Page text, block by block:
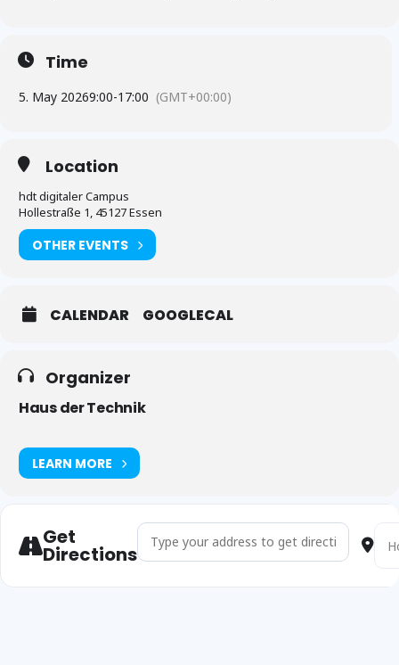
Time
5. May 20269:00-17:00 (GMT+00:00)
Location
hdt digitaler Campus
Hollestraße 1, 45127 Essen
OTHER EVENTS
CALENDAR GOOGLECAL
Organizer
Haus der Technik
LEARN MORE
Get
Directions
Address - Grundlagen zur Prüfung von